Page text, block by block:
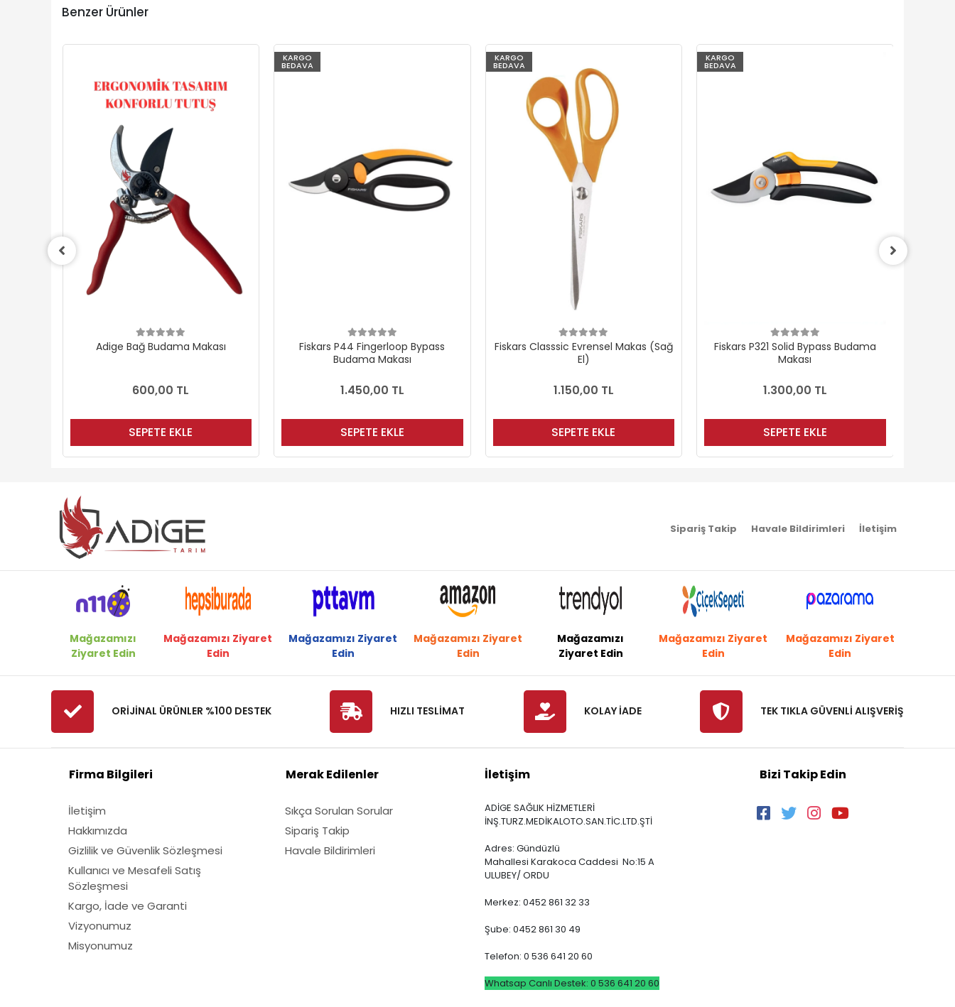
Benzer Ürünler
Adige Bağ Budama Makası
Fiskars P44 Fingerloop Bypass
Fiskars Classsic Evrensel Makas (Sağ
Fiskars P321 Solid Bypass Budama
Fiskars P26 Single Step
Sipariş Takip Havale Bildirimleri İletişim
Mağazamızı
Ziyaret Edin
Mağazamızı Ziyaret
Edin
Mağazamızı Ziyaret
Edin
Mağazamızı Ziyaret
Edin
Mağazamızı
Ziyaret Edin
Mağazamızı Ziyaret
Edin
Mağazamızı Ziyaret
Edin
ORİJİNAL ÜRÜNLER %100 DESTEK HIZLI TESLİMAT KOLAY İADE TEK TIKLA GÜVENLİ ALIŞVERİŞ
Firma Bilgileri
İletişim
Hakkımızda
Gizlilik ve Güvenlik Sözleşmesi
Kullanıcı ve Mesafeli Satış
Sözleşmesi
Kargo, İade ve Garanti
Vizyonumuz
Misyonumuz
Merak Edilenler
Sıkça Sorulan Sorular
Sipariş Takip
Havale Bildirimleri
İletişim
ADİGE SAĞLIK HİZMETLERİ
İNŞ.TURZ.MEDİKALOTO.SAN.TİC.LTD.ŞTİ
Adres: Gündüzlü
Mahallesi Karakoca Caddesi No:15 A
ULUBEY/ ORDU
Merkez: 0452 861 32 33
Şube: 0452 861 30 49
Telefon: 0 536 641 20 60
Whatsap Canlı Destek: 0 536 641 20 60
Bizi Takip Edin